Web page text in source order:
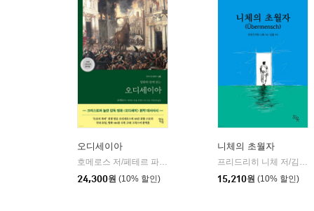
오디세이아
호메로스 저/페테르 파울 루벤스 그림/박문재 역 |
현대지성
24,300원 (10% 할인)
니체의 초월자
프리드리히 니체 저/김철 편역
15,210원 (10% 할인)